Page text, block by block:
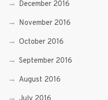
December 2016
November 2016
October 2016
September 2016
August 2016